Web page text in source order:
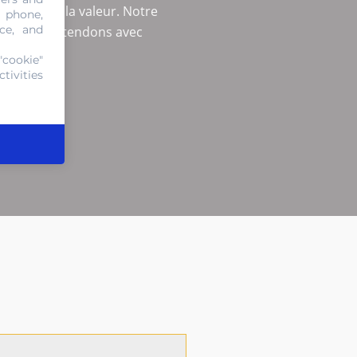
la valeur. Notre
vous attendons avec
and